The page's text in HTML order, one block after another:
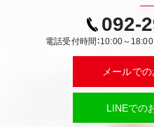
092-
電話受付時間：10:00～
メールで
LINEでの